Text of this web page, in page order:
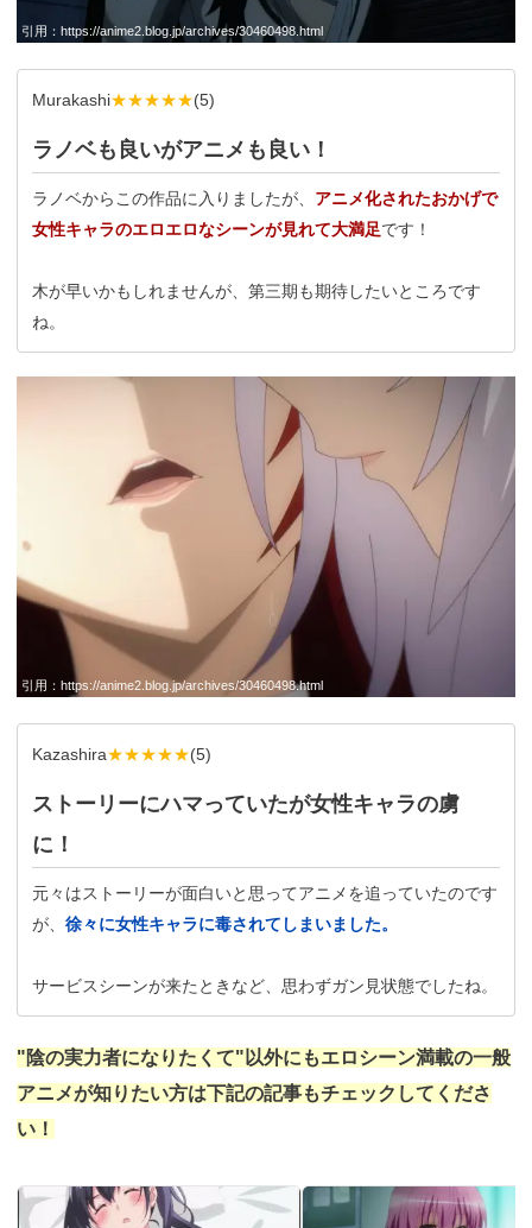
引用： https://anime2.blog.jp/archives/30460498.html
Murakashi★★★★★(5)
ラノベも良いがアニメも良い！
ラノベからこの作品に入りましたが、 アニメ化されたおかげで
女性キャラのエロエロなシーンが見れて大満足です！
木が早いかもしれませんが、第三期も期待したいところです
ね。
引用： https://anime2.blog.jp/archives/30460498.html
Kazashira★★★★★(5)
ストーリーにハマっていたが女性キャラの虜
に！
元々はストーリーが面白いと思ってアニメを追っていたのです
が、 徐々に女性キャラに毒されてしまいました。
サービスシーンが来たときなど、思わずガン見状態でしたね。
"陰の実力者になりたくて"以外にもエロシーン満載の一般
アニメが知りたい方は下記の記事もチェックしてくださ
い！